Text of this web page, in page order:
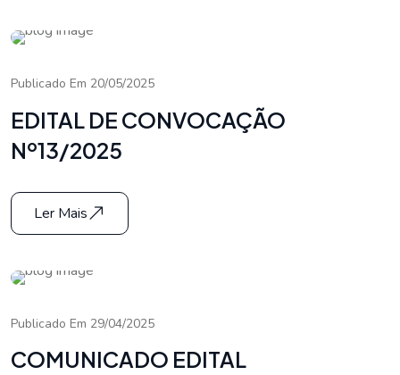
Publicado Em 20/05/2025
EDITAL DE CONVOCAÇÃO
Nº13/2025
Ler Mais
Publicado Em 29/04/2025
COMUNICADO EDITAL